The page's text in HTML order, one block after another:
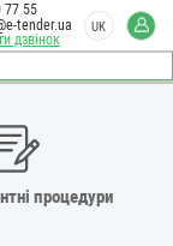
дзвінок
77 55
tender.ua
UK
процедури